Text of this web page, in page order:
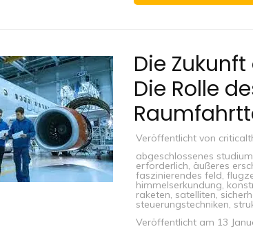
Die
Die Rolle
Veröffentlicht von
abgeschlossenes
erforderlich, äußeres
faszinierendes feld,
himmelserkundung,
raketen, satelliten,
steuerungstechniken,
Veröffentlicht am 13